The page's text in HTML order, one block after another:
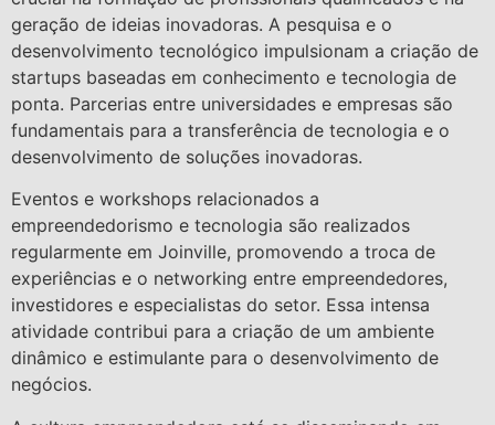
geração de ideias inovadoras. A pesquisa e o
desenvolvimento tecnológico impulsionam a criação de
startups baseadas em conhecimento e tecnologia de
ponta. Parcerias entre universidades e empresas são
fundamentais para a transferência de tecnologia e o
desenvolvimento de soluções inovadoras.
Eventos e workshops relacionados a
empreendedorismo e tecnologia são realizados
regularmente em Joinville, promovendo a troca de
experiências e o networking entre empreendedores,
investidores e especialistas do setor. Essa intensa
atividade contribui para a criação de um ambiente
dinâmico e estimulante para o desenvolvimento de
negócios.